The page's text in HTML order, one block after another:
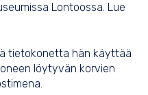
Lontoossa. Lue
tietokonetta hän käyttää
löytyvän korvien